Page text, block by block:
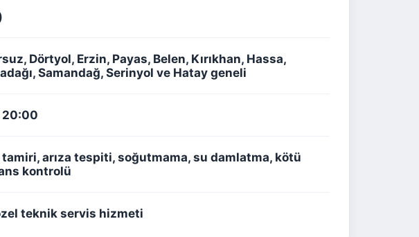
Dörtyol, Erzin, Payas, Belen, Kırıkhan, Hassa,
Samandağ, Serinyol ve Hatay geneli
20:00
tamiri, arıza tespiti, soğutmama, su damlatma, kötü
kontrolü
teknik servis hizmeti